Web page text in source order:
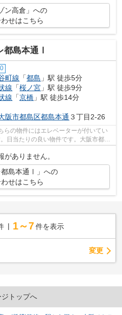
ン高倉」への
せはこちら
都島本通Ⅰ
町線 「都島 」駅 徒歩5分
線 「桜ノ宮 」駅 徒歩9分
線 「京橋 」駅 徒歩14分
阪市都島区都島本通 ３丁目2-26
らの物件にはエレベーターが付いてい
日当たりの良い物件です。大阪市都島
がありません。
都島本通Ⅰ」への
せはこちら
1～7 件を表示
変更
ジトップへ